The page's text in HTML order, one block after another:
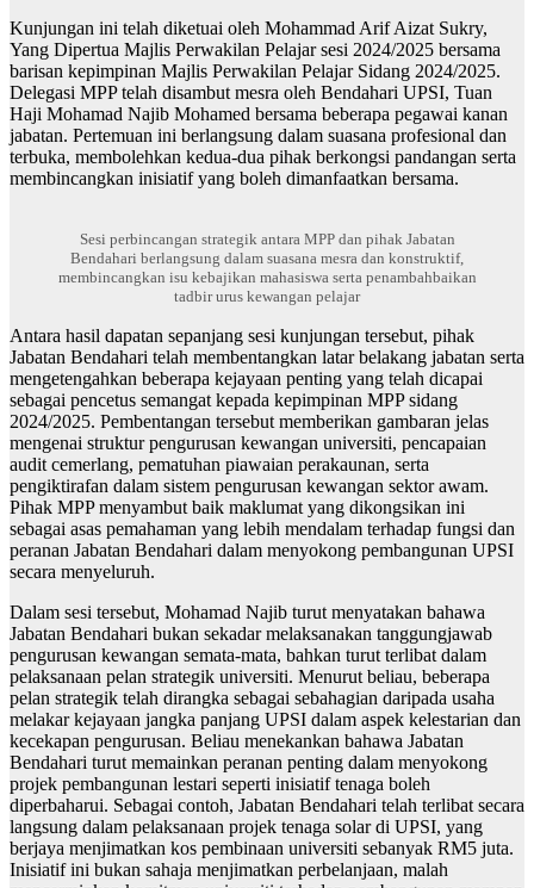
Kunjungan ini telah diketuai oleh Mohammad Arif Aizat Sukry,
Yang Dipertua Majlis Perwakilan Pelajar sesi 2024/2025 bersama
barisan kepimpinan Majlis Perwakilan Pelajar Sidang 2024/2025.
Delegasi MPP telah disambut mesra oleh Bendahari UPSI, Tuan
Haji Mohamad Najib Mohamed bersama beberapa pegawai kanan
jabatan. Pertemuan ini berlangsung dalam suasana profesional dan
terbuka, membolehkan kedua-dua pihak berkongsi pandangan serta
membincangkan inisiatif yang boleh dimanfaatkan bersama.
Sesi perbincangan strategik antara MPP dan pihak Jabatan
Bendahari berlangsung dalam suasana mesra dan konstruktif,
membincangkan isu kebajikan mahasiswa serta penambahbaikan
tadbir urus kewangan pelajar
Antara hasil dapatan sepanjang sesi kunjungan tersebut, pihak
Jabatan Bendahari telah membentangkan latar belakang jabatan serta
mengetengahkan beberapa kejayaan penting yang telah dicapai
sebagai pencetus semangat kepada kepimpinan MPP sidang
2024/2025. Pembentangan tersebut memberikan gambaran jelas
mengenai struktur pengurusan kewangan universiti, pencapaian
audit cemerlang, pematuhan piawaian perakaunan, serta
pengiktirafan dalam sistem pengurusan kewangan sektor awam.
Pihak MPP menyambut baik maklumat yang dikongsikan ini
sebagai asas pemahaman yang lebih mendalam terhadap fungsi dan
peranan Jabatan Bendahari dalam menyokong pembangunan UPSI
secara menyeluruh.
Dalam sesi tersebut, Mohamad Najib turut menyatakan bahawa
Jabatan Bendahari bukan sekadar melaksanakan tanggungjawab
pengurusan kewangan semata-mata, bahkan turut terlibat dalam
pelaksanaan pelan strategik universiti. Menurut beliau, beberapa
pelan strategik telah dirangka sebagai sebahagian daripada usaha
melakar kejayaan jangka panjang UPSI dalam aspek kelestarian dan
kecekapan pengurusan. Beliau menekankan bahawa Jabatan
Bendahari turut memainkan peranan penting dalam menyokong
projek pembangunan lestari seperti inisiatif tenaga boleh
diperbaharui. Sebagai contoh, Jabatan Bendahari telah terlibat secara
langsung dalam pelaksanaan projek tenaga solar di UPSI, yang
berjaya menjimatkan kos pembinaan universiti sebanyak RM5 juta.
Inisiatif ini bukan sahaja menjimatkan perbelanjaan, malah